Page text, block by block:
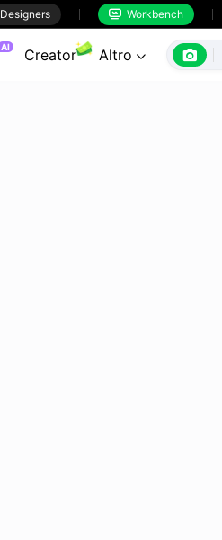
Designers  Workbench
AI Creator Altro  